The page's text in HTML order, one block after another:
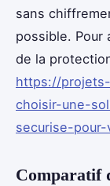
sans
possible. Pour
de la
https://
choisir-une-
securise-
Comparatif